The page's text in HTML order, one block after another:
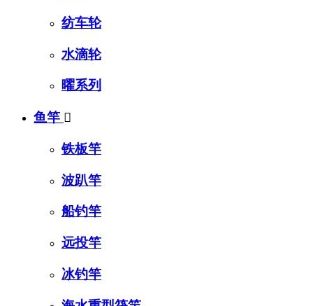
纺车轮
水滴轮
曜系列
鱼竿 
铁板竿
波趴竿
船钓竿
远投竿
冰钓竿